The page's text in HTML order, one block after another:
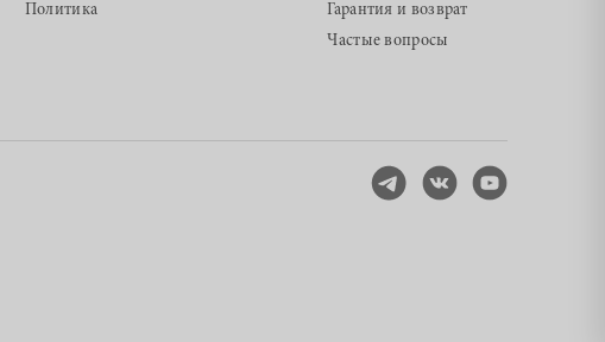
Политика
Гарантия и возврат
Частые вопросы